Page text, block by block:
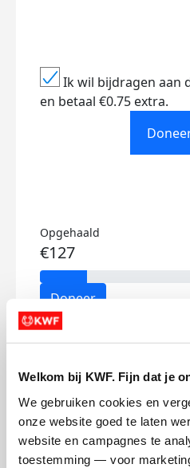
Welkom bij KWF. Fijn dat je
We gebruiken cookies en
onze website goed te laten
website en campagnes te
toestemming — voor
Ik wil bijdragen aan
en betaal €0.75 extra.
Opgehaald
€127
Doneer
David's